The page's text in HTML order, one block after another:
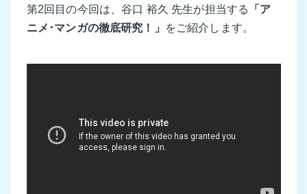
第2回目の今回は、谷口 裕久 先生が担当する
「ア
ニメ･マンガの徹底研究！」
をご紹介します。